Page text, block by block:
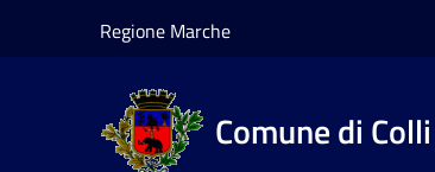
Regione Marche
Comune di